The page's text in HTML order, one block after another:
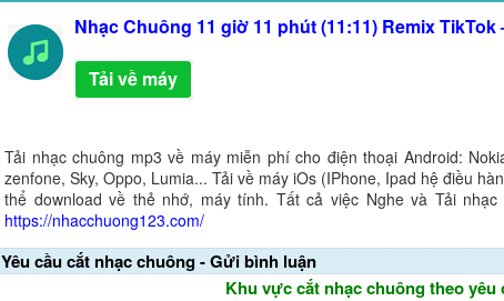
Nhạc Chuông 11 giờ 11 phút (11:11) Remix TikTok
Tải về máy
Tải nhạc chuông mp3 về máy miễn phí cho điện thoại Android:
zenfone, Sky, Oppo, Lumia... Tải về máy iOs (IPhone, Ipad hệ điều
thể download về thẻ nhớ, máy tính. Tất cả việc Nghe và Tải
https://nhacchuong123.com/
Yêu cầu cắt nhạc chuông - Gửi bình luận
Khu vực cắt nhạc chuông theo yêu